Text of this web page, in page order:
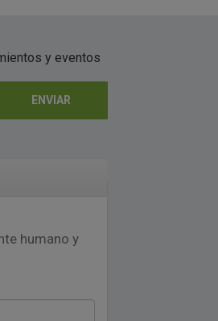
y eventos
humano y
ENVIAR